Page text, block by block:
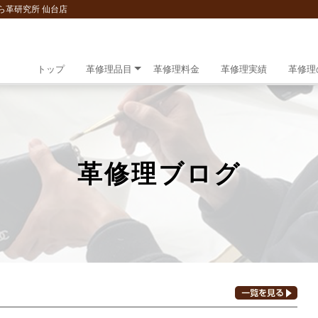
革研究所 仙台店
トップ 革修理品目 革修理料金 革修理実績 革修理
革修理ブログ